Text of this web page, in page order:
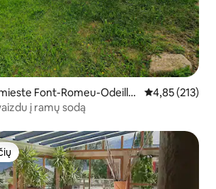
Font-Romeu-Odeillo-
Vidutinis
4,85 (213)
į ramų sodą